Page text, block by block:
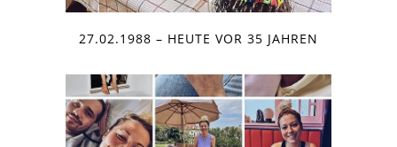
27.02.1988 – HEUTE VOR 35 JAHREN